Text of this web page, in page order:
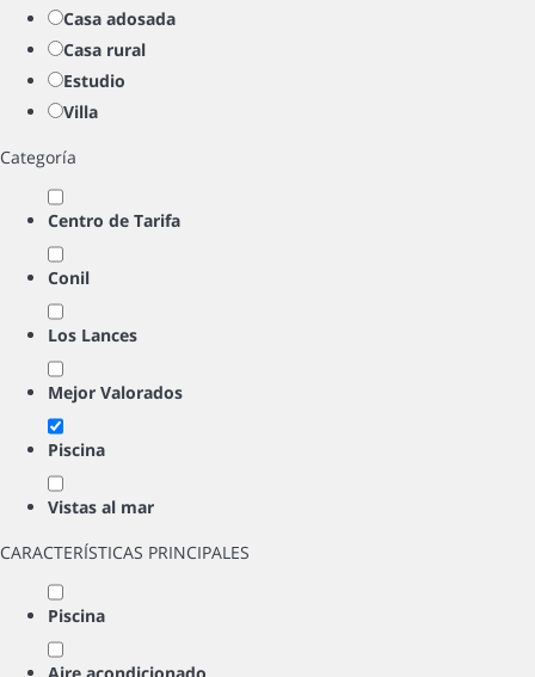
Casa adosada
Casa rural
Estudio
Villa
Categoría
Centro de Tarifa
Conil
Los Lances
Mejor Valorados
Piscina
Vistas al mar
CARACTERÍSTICAS PRINCIPALES
Piscina